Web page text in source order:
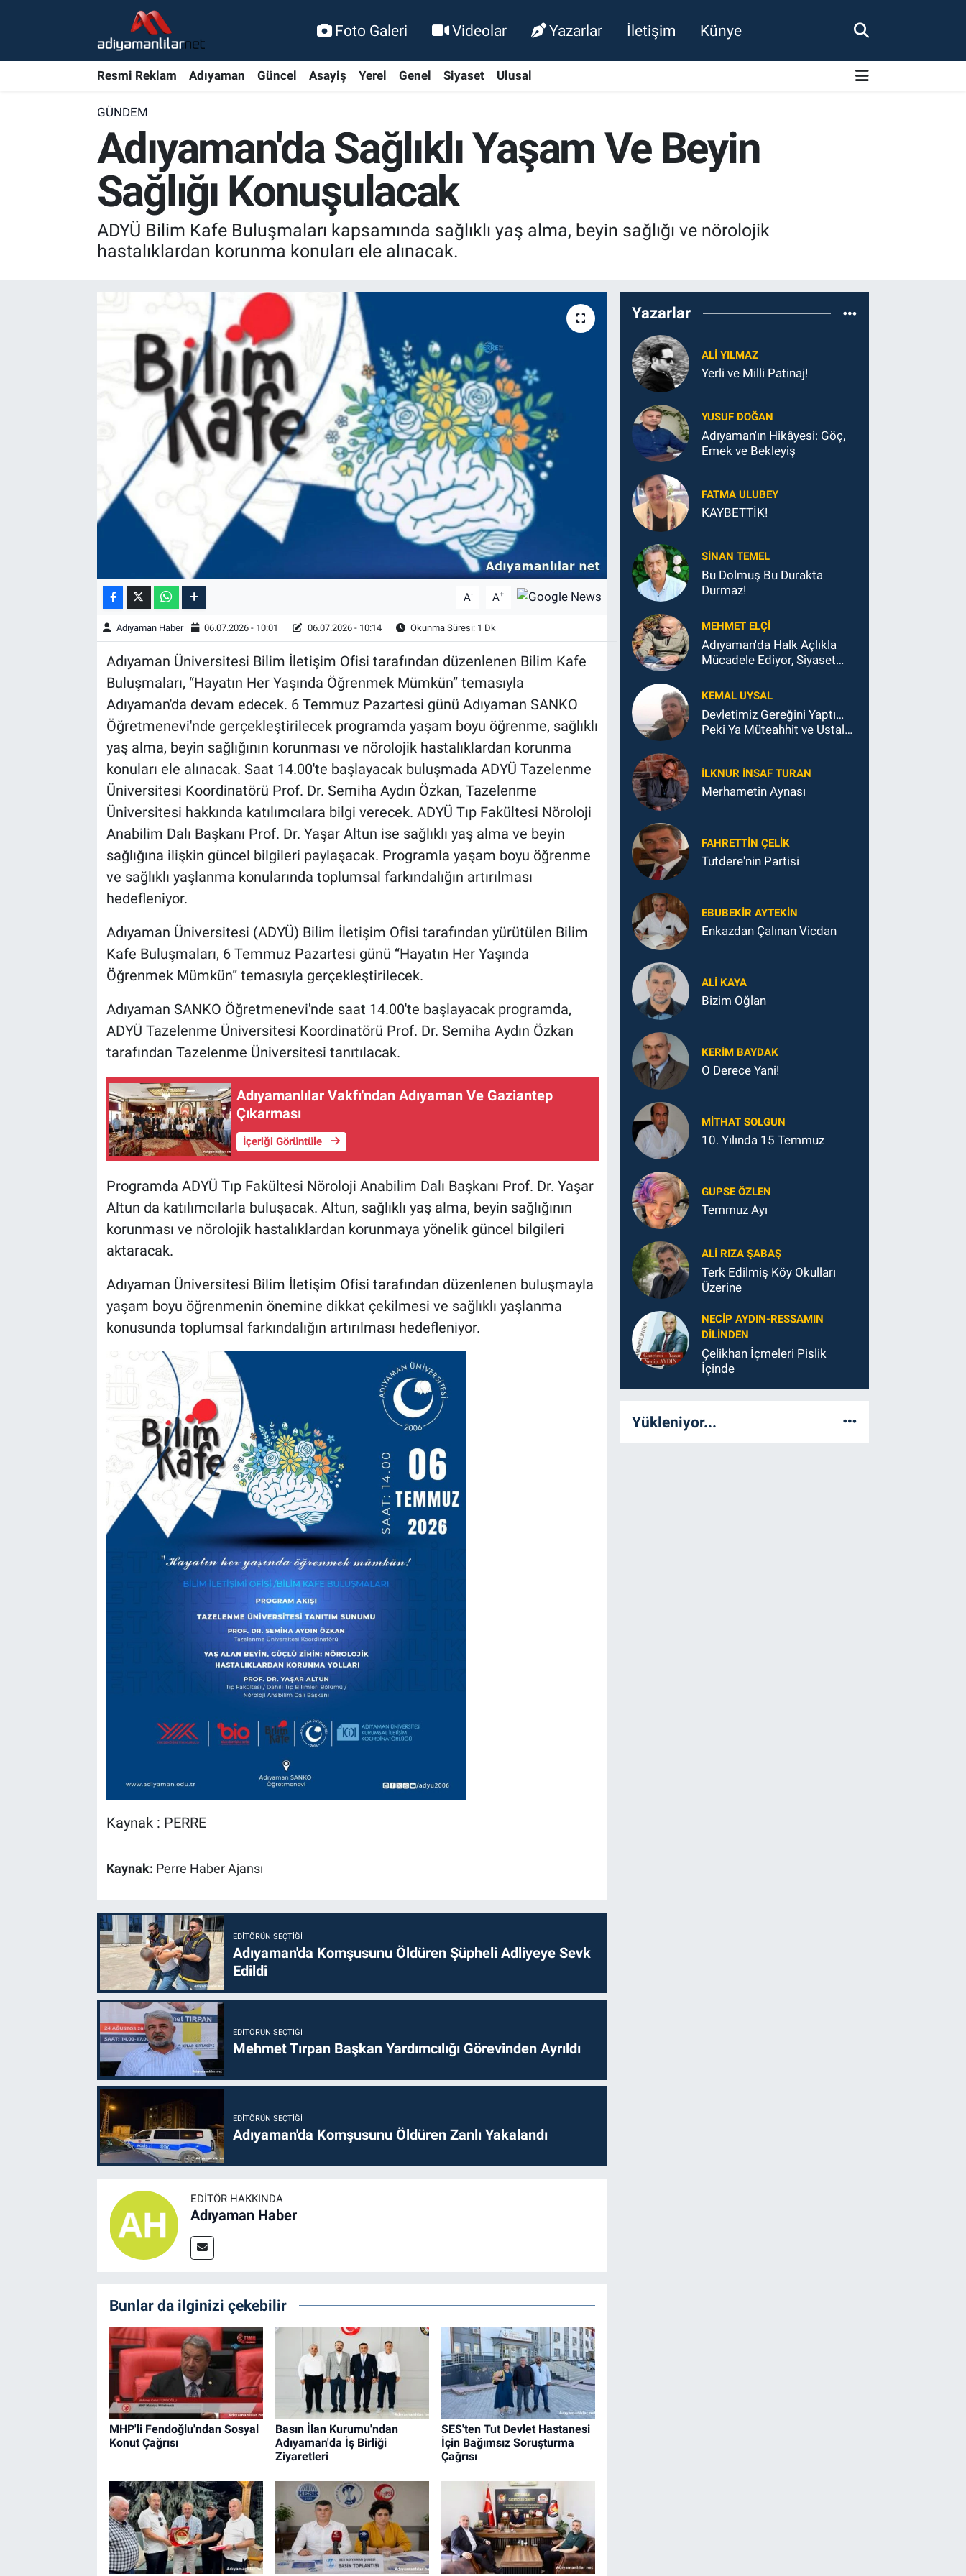
Foto Galeri Videolar Yazarlar İletişim Künye
Resmi Reklam Adıyaman Güncel Asayiş Yerel Genel Siyaset Ulusal
GÜNDEM
Adıyaman'da Sağlıklı Yaşam Ve Beyin
Sağlığı Konuşulacak
ADYÜ Bilim Kafe Buluşmaları kapsamında sağlıklı yaş alma, beyin sağlığı ve nörolojik
hastalıklardan korunma konuları ele alınacak.
A- A+
Adıyaman Haber 06.07.2026 - 10:01 06.07.2026 - 10:14 Okunma Süresi: 1 Dk
Adıyaman Üniversitesi Bilim İletişim Ofisi tarafından düzenlenen Bilim Kafe
Buluşmaları, “Hayatın Her Yaşında Öğrenmek Mümkün” temasıyla
Adıyaman'da devam edecek. 6 Temmuz Pazartesi günü Adıyaman SANKO
Öğretmenevi'nde gerçekleştirilecek programda yaşam boyu öğrenme, sağlıklı
yaş alma, beyin sağlığının korunması ve nörolojik hastalıklardan korunma
konuları ele alınacak. Saat 14.00'te başlayacak buluşmada ADYÜ Tazelenme
Üniversitesi Koordinatörü Prof. Dr. Semiha Aydın Özkan, Tazelenme
Üniversitesi hakkında katılımcılara bilgi verecek. ADYÜ Tıp Fakültesi Nöroloji
Anabilim Dalı Başkanı Prof. Dr. Yaşar Altun ise sağlıklı yaş alma ve beyin
sağlığına ilişkin güncel bilgileri paylaşacak. Programla yaşam boyu öğrenme
ve sağlıklı yaşlanma konularında toplumsal farkındalığın artırılması
hedefleniyor.
Adıyaman Üniversitesi (ADYÜ) Bilim İletişim Ofisi tarafından yürütülen Bilim
Kafe Buluşmaları, 6 Temmuz Pazartesi günü “Hayatın Her Yaşında
Öğrenmek Mümkün” temasıyla gerçekleştirilecek.
Adıyaman SANKO Öğretmenevi'nde saat 14.00'te başlayacak programda,
ADYÜ Tazelenme Üniversitesi Koordinatörü Prof. Dr. Semiha Aydın Özkan
tarafından Tazelenme Üniversitesi tanıtılacak.
Adıyamanlılar Vakfı'ndan Adıyaman Ve Gaziantep
Çıkarması
İçeriği Görüntüle
Programda ADYÜ Tıp Fakültesi Nöroloji Anabilim Dalı Başkanı Prof. Dr. Yaşar
Altun da katılımcılarla buluşacak. Altun, sağlıklı yaş alma, beyin sağlığının
korunması ve nörolojik hastalıklardan korunmaya yönelik güncel bilgileri
aktaracak.
Adıyaman Üniversitesi Bilim İletişim Ofisi tarafından düzenlenen buluşmayla
yaşam boyu öğrenmenin önemine dikkat çekilmesi ve sağlıklı yaşlanma
konusunda toplumsal farkındalığın artırılması hedefleniyor.
Kaynak : PERRE
Kaynak: Perre Haber Ajansı
EDITÖRÜN SEÇTIĞI
Adıyaman'da Komşusunu Öldüren Şüpheli Adliyeye Sevk
Edildi
EDITÖRÜN SEÇTIĞI
Mehmet Tırpan Başkan Yardımcılığı Görevinden Ayrıldı
EDITÖRÜN SEÇTIĞI
Adıyaman'da Komşusunu Öldüren Zanlı Yakalandı
EDITÖR HAKKINDA
Adıyaman Haber
Bunlar da ilginizi çekebilir
MHP'li Fendoğlu'ndan Sosyal
Konut Çağrısı
Basın İlan Kurumu'ndan
Adıyaman'da İş Birliği
Ziyaretleri
SES'ten Tut Devlet Hastanesi
İçin Bağımsız Soruşturma
Çağrısı
Yazarlar
ALI YILMAZ
Yerli ve Milli Patinaj!
YUSUF DOĞAN
Adıyaman'ın Hikâyesi: Göç,
Emek ve Bekleyiş
FATMA ULUBEY
KAYBETTİK!
SINAN TEMEL
Bu Dolmuş Bu Durakta
Durmaz!
MEHMET ELÇI
Adıyaman'da Halk Açlıkla
Mücadele Ediyor, Siyaset
KEMAL UYSAL
Devletimiz Gereğini Yaptı…
Peki Ya Müteahhit ve Ustalar
İLKNUR İNSAF TURAN
Merhametin Aynası
FAHRETTIN ÇELİK
Tutdere'nin Partisi
EBUBEKIR AYTEKIN
Enkazdan Çalınan Vicdan
ALI KAYA
Bizim Oğlan
KERIM BAYDAK
O Derece Yani!
MITHAT SOLGUN
10. Yılında 15 Temmuz
GUPSE ÖZLEN
Temmuz Ayı
ALI RIZA ŞABAŞ
Terk Edilmiş Köy Okulları
Üzerine
NECIP AYDIN-RESSAMIN
DILINDEN
Çelikhan İçmeleri Pislik
İçinde
Yükleniyor...
Bölge Haberleri
Şambayat Haber
Nöbetçi Eczaneler
Adiyaman Namaz Vakitleri
Trafik Durumu
Süper Lig Puan Durumu ve Fikstür
Tüm Manşetler